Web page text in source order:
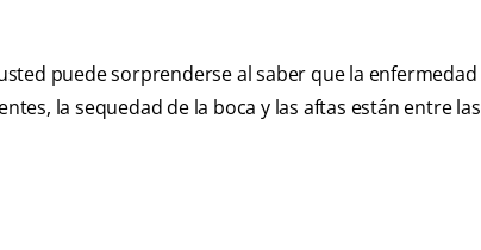
puede sorprenderse al saber que la enfermedad
la sequedad de la boca y las aftas están entre las